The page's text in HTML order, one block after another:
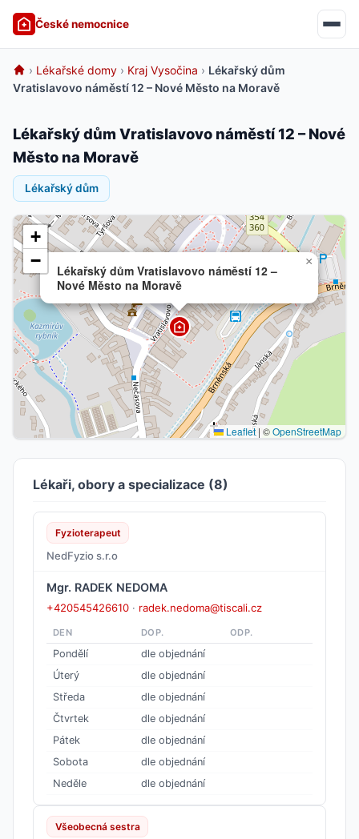
České nemocnice
› Lékařské domy › Kraj Vysočina › Lékařský dům
Vratislavovo náměstí 12 – Nové Město na Moravě
Lékařský dům Vratislavovo náměstí 12 – Nové
Město na Moravě
Lékařský dům
Lékařský dům Vratislavovo náměstí 12 –
Nové Město na Moravě
×
+
−
Leaflet | ©OpenStreetMap
Lékaři, obory a specializace (8)
Fyzioterapeut
NedFyzio s.r.o
Mgr. RADEK NEDOMA
+420545426610 · radek.nedoma@tiscali.cz
DEN DOP. ODP.
Pondělí
dle objednání
Úterý
dle objednání
Středa
dle objednání
Čtvrtek
dle objednání
Pátek
dle objednání
Sobota
dle objednání
Neděle
dle objednání
Všeobecná sestra